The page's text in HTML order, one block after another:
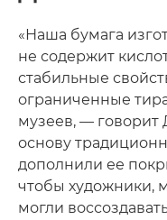
«Наша бумага
не содержит
стабильные
ограниченные
музеев, —
основу
дополнили ее
чтобы художники,
могли